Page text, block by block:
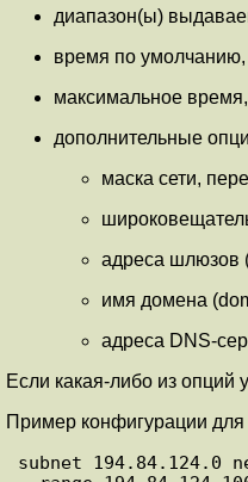
диапазон(ы)
время по умолчанию,
максимальное
дополнительные
маска сети,
адреса шлюзов
имя домена
адреса DNS-
Если какая-либо из опций
Пример конфигурации
subnet 194.84.124.0